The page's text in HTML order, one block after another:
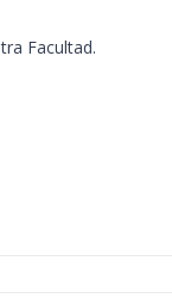
Facultad.